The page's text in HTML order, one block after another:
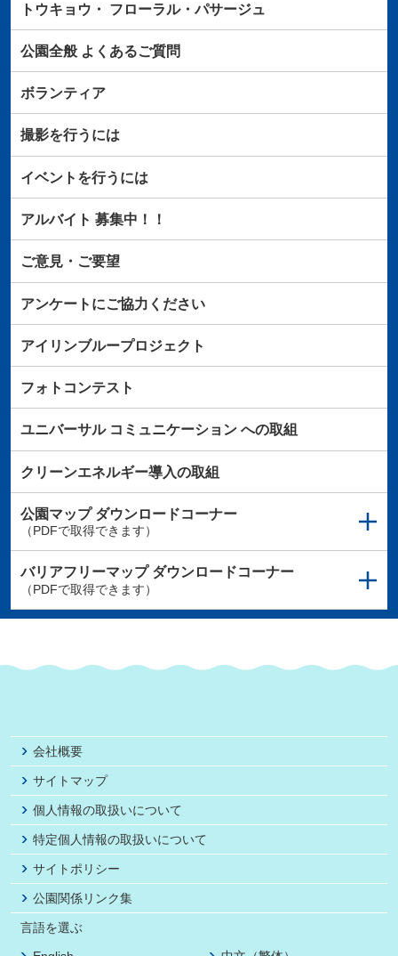
トウキョウ・ フローラル・パサージュ
公園全般よくあるご質問
ボランティア
撮影を行うには
イベントを行うには
アルバイト 募集中！！
ご意見・ご要望
アンケートにご協力ください
アイリンブループロジェクト
フォトコンテスト
ユニバーサルコミュニケーションへの取組
クリーンエネルギー導入の取組
公園マップダウンロードコーナー
（PDFで取得できます）
バリアフリーマップダウンロードコーナー
（PDFで取得できます）
会社概要
サイトマップ
個人情報の取扱いについて
特定個人情報の取扱いについて
サイトポリシー
公園関係リンク集
言語を選ぶ